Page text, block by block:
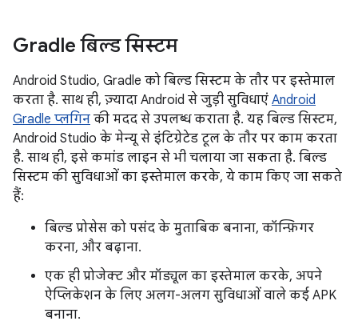
Gradle बिल्ड सिस्टम
Android Studio, Gradle को बिल्ड सिस्टम के तौर पर इस्तेमाल
करता है. साथ ही, ज़्यादा Android से जुड़ी सुविधाएं Android
Gradle प्लगिन की मदद से उपलब्ध कराता है. यह बिल्ड सिस्टम,
Android Studio के मेन्यू से इंटिग्रेटेड टूल के तौर पर काम करता
है. साथ ही, इसे कमांड लाइन से भी चलाया जा सकता है. बिल्ड
सिस्टम की सुविधाओं का इस्तेमाल करके, ये काम किए जा सकते
हैं:
बिल्ड प्रोसेस को पसंद के मुताबिक बनाना, कॉन्फ़िगर
करना, और बढ़ाना.
एक ही प्रोजेक्ट और मॉड्यूल का इस्तेमाल करके, अपने
ऐप्लिकेशन के लिए अलग-अलग सुविधाओं वाले कई APK
बनाना.